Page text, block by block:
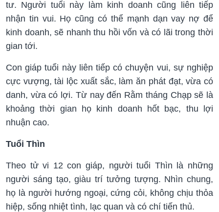
tư. Người tuổi này làm kinh doanh cũng liên tiếp
nhận tin vui. Họ cũng có thể mạnh dạn vay nợ để
kinh doanh, sẽ nhanh thu hồi vốn và có lãi trong thời
gian tới.
Con giáp tuổi này liên tiếp có chuyện vui, sự nghiệp
cực vượng, tài lộc xuất sắc, làm ăn phát đạt, vừa có
danh, vừa có lợi. Từ nay đến Rằm tháng Chạp sẽ là
khoảng thời gian họ kinh doanh hốt bạc, thu lợi
nhuận cao.
Tuổi Thìn
Theo tử vi 12 con giáp, người tuổi Thìn là những
người sáng tạo, giàu trí tưởng tượng. Nhìn chung,
họ là người hướng ngoại, cứng cỏi, không chịu thỏa
hiệp, sống nhiệt tình, lạc quan và có chí tiến thủ.